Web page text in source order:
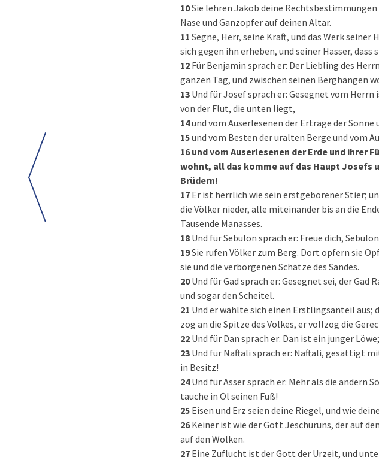
10Sie lehren Jakob deine
Nase und Ganzopfer auf deinen Altar.
11 Segne, Herr, seine Kraft, und das Werk
sich gegen ihn erheben, und seiner Hasser,
12 Für Benjamin sprach er: Der Liebling des
ganzen Tag, und zwischen seinen Berghängen
13 Und für Josef sprach er: Gesegnet vom Herrn
von der Flut, die unten liegt,
14und vom Auserlesenen der Erträge der
15und vom Besten der uralten Berge und vom
16und vom Auserlesenen der Erde und ihrer
wohnt, all das komme auf das Haupt Josefs
Brüdern!
17 Er ist herrlich wie sein erstgeborener Stier;
die Völker nieder, alle miteinander bis an die
Tausende Manasses.
18 Und für Sebulon sprach er: Freue dich,
19Sie rufen Völker zum Berg. Dort opfern sie
sie und die verborgenen Schätze des Sandes.
20Und für Gad sprach er: Gesegnet sei, der
und sogar den Scheitel.
21 Und er wählte sich einen Erstlingsanteil aus;
zog an die Spitze des Volkes, er vollzog die
22 Und für Dan sprach er: Dan ist ein junger
23 Und für Naftali sprach er: Naftali, gesättigt
in Besitz!
24Und für Asser sprach er: Mehr als die andern
tauche in Öl seinen Fuß!
25 Eisen und Erz seien deine Riegel, und wie
26Keiner ist wie der Gott Jeschuruns, der auf
auf den Wolken.
27 Eine Zuflucht ist der Gott der Urzeit, und